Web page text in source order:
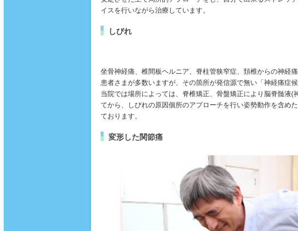
イスを行いながら治療しています。
しびれ
坐骨神経痛、椎間板ヘルニア、脊柱管狭窄症、頚椎からの神経
患者さまが多数いますが、その箇所が発信源で無い「神経痛症
当院では場所によっては、脊椎矯正、骨盤矯正により脳脊髄液(
てから、しびれの原因個所のアプローチを行い姿勢動作を含め
ております。
変形した関節痛